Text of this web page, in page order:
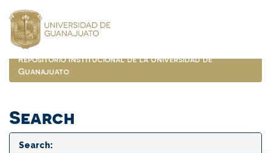
navigation
Repositorio Institucional de la Universidad de
Guanajuato
Search
Search: